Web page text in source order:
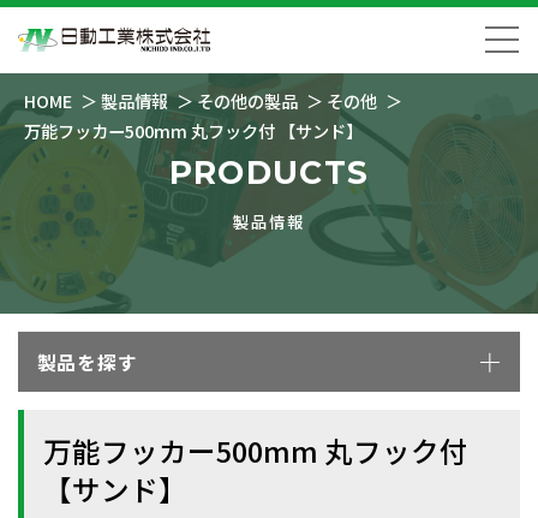
HOME 製品情報 その他の製品
その他
万能フッカー500mm 丸フック付 【サンド】
PRODUCTS
製品情報
製品を探す
万能フッカー500mm 丸フック付
【サンド】